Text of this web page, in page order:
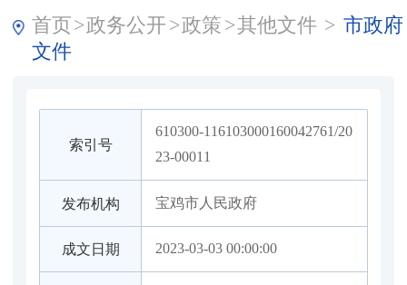
首页>政务公开 >政策 >其他文件 > 市政府
文件
索引号
610300-116103000160042761/20
23-00011
发布机构 宝鸡市人民政府
成文日期 2023-03-03 00:00:00